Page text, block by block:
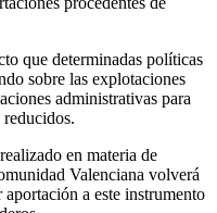
que determinadas políticas
sobre las explotaciones
administrativas para
reducidos.
en materia de
Valenciana volverá
a este instrumento